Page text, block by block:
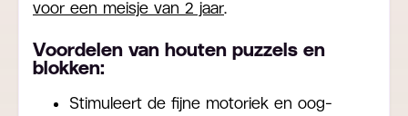
voor een meisje van 2 jaar.
Voordelen van houten puzzels en
blokken:
Stimuleert de fijne motoriek en oog-